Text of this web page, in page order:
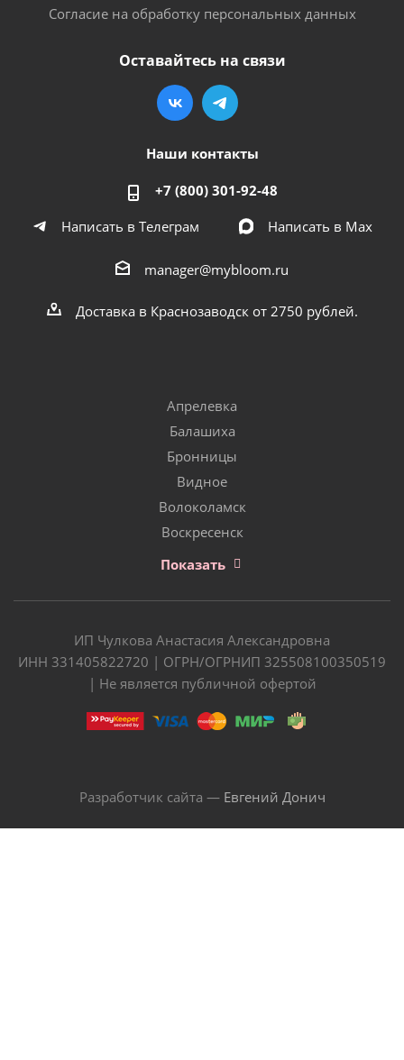
Согласие на обработку персональных данных
Оставайтесь на связи
Наши контакты
+7 (800) 301-92-48
Написать в Телеграм
Написать в Мах
manager@mybloom.ru
Доставка в Краснозаводск от 2750 рублей.
Апрелевка
Балашиха
Бронницы
Видное
Волоколамск
Воскресенск
Показать
ИП Чулкова Анастасия Александровна
ИНН 331405822720 | ОГРН/ОГРНИП 325508100350519
| Не является публичной офертой
Разработчик сайта — Евгений Донич